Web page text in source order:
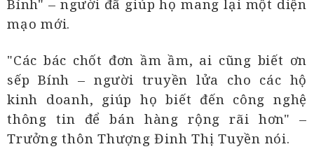
Bính" – người đã giúp họ mang lại một diện
mạo mới.
"Các bác chốt đơn ầm ầm, ai cũng biết ơn
sếp Bính – người truyền lửa cho các hộ
kinh doanh, giúp họ biết đến công nghệ
thông tin để bán hàng rộng rãi hơn" –
Trưởng thôn Thượng Đinh Thị Tuyền nói.